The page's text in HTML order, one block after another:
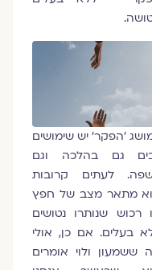
'הפקר' יש שימושים
גם בהלכה וגם
לעתים קרובות
מתאר מצב של חפץ
רכוש שנותרו נטושים
בעלים. אם כן, אולי
ששמעון ולוי אומרים